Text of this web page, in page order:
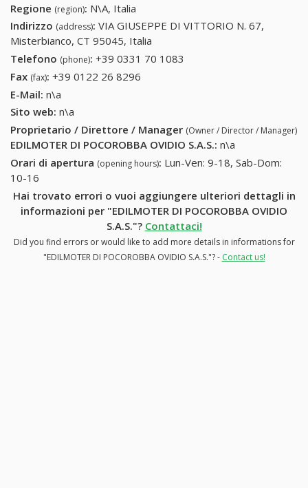
Regione (region): N\A, Italia
Indirizzo (address): VIA GIUSEPPE DI VITTORIO N. 67,
Misterbianco, CT 95045, Italia
Telefono (phone): +39 0331 70 1083
Fax (fax): +39 0122 26 8296
E-Mail: n\a
Sito web: n\a
Proprietario / Direttore / Manager (Owner / Director / Manager)
EDILMOTER DI POCOROBBA OVIDIO S.A.S.: n\a
Orari di apertura (opening hours): Lun-Ven: 9-18, Sab-Dom:
10-16
Hai trovato errori o vuoi aggiungere ulteriori dettagli in
informazioni per "EDILMOTER DI POCOROBBA OVIDIO
S.A.S."? Contattaci!
Did you find errors or would like to add more details in informations for
"EDILMOTER DI POCOROBBA OVIDIO S.A.S."? - Contact us!